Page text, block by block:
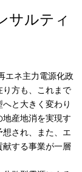
サルティ
エネ主力電源化政
り方も、これまで
と大きく変わり
地産地消を実現す
され、また、エ
献する事業が一層